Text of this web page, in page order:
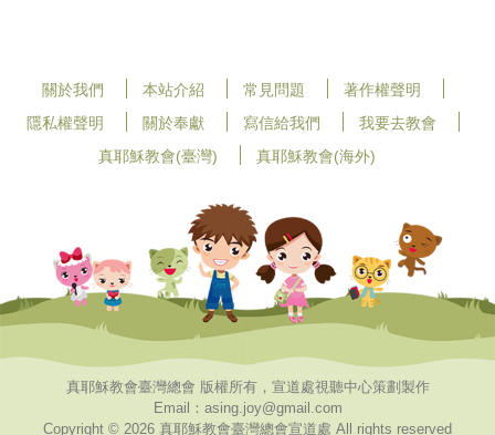
關於我們 本站介紹 常見問題
著作權聲明
隱私權聲明
關於奉獻 寫信給我們
我要去教會
真耶穌教會(臺灣)
真耶穌教會(海外)
真耶穌教會臺灣總會 版權所有，宣道處視聽中心策劃製作
Email：asing.joy@gmail.com
Copyright © 2026 真耶穌教會臺灣總會宣道處 All rights reserved